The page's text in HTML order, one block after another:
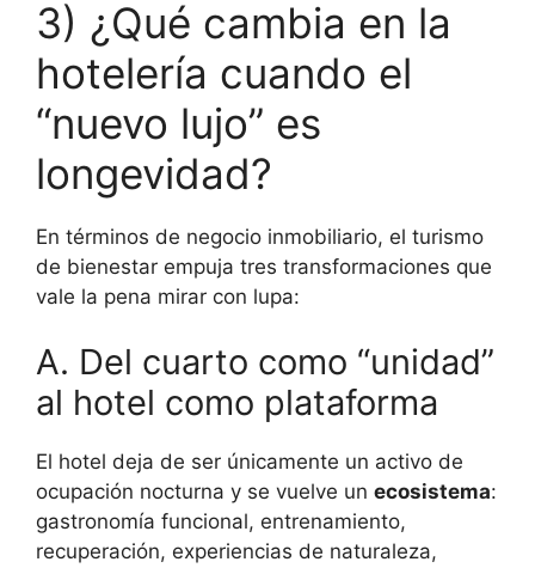
3) ¿Qué cambia en la
hotelería cuando el
“nuevo lujo” es
longevidad?
En términos de negocio inmobiliario, el turismo
de bienestar empuja tres transformaciones que
vale la pena mirar con lupa:
A. Del cuarto como “unidad”
al hotel como plataforma
El hotel deja de ser únicamente un activo de
ocupación nocturna y se vuelve un ecosistema:
gastronomía funcional, entrenamiento,
recuperación, experiencias de naturaleza,